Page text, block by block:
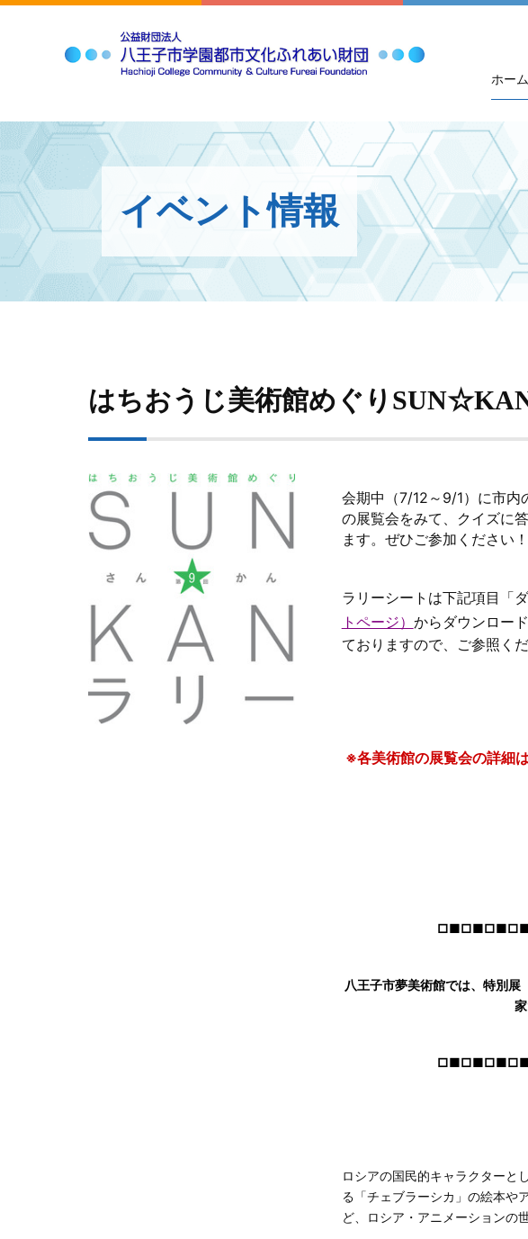
ホーム
イベント情報
はちおうじ美術館めぐり
会期中（7/12～9/1）に市内
の展覧会をみて、クイズに
ます。ぜひご参加ください！
ラリーシートは下記項目「
トページ） からダウンロー
ておりますので、ご参照くだ
※各美術館の展覧会の詳細
八王子市夢美術館では、特別
ロシアの国民的キャラクターと
る「チェブラーシカ」の絵本や
ど、ロシア・アニメーションの